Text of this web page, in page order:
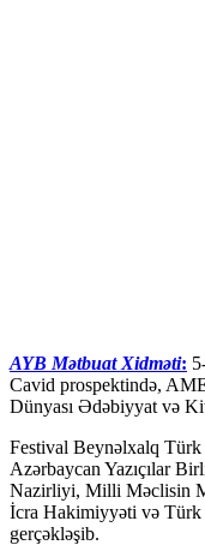
AYB Mətbuat Xidməti:
Cavid prospektində,
Dünyası Ədəbiyyat və
Festival Beynəlxalq
Azərbaycan Yazıçılar
Nazirliyi, Milli Məclisin
İcra Hakimiyyəti və Türk
gerçəkləşib.